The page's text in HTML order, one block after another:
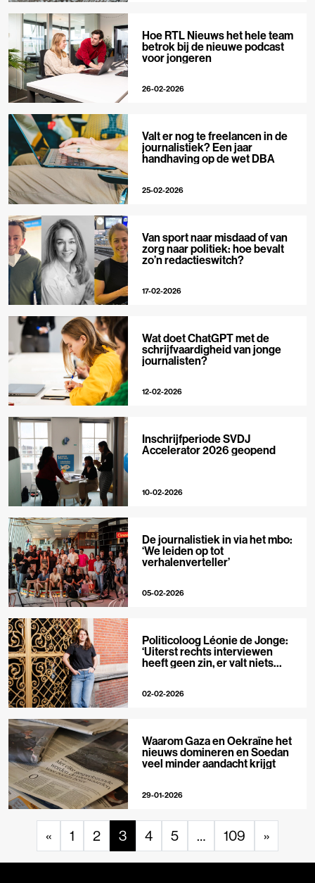
Hoe RTL Nieuws het hele team
betrok bij de nieuwe podcast
voor jongeren
26-02-2026
Valt er nog te freelancen in de
journalistiek? Een jaar
handhaving op de wet DBA
25-02-2026
Van sport naar misdaad of van
zorg naar politiek: hoe bevalt
zo’n redactieswitch?
17-02-2026
Wat doet ChatGPT met de
schrijfvaardigheid van jonge
journalisten?
12-02-2026
Inschrijfperiode SVDJ
Accelerator 2026 geopend
10-02-2026
De journalistiek in via het mbo:
‘We leiden op tot
verhalenverteller’
05-02-2026
Politicoloog Léonie de Jonge:
‘Uiterst rechts interviewen
heeft geen zin, er valt niets
02-02-2026
Waarom Gaza en Oekraïne het
nieuws domineren en Soedan
veel minder aandacht krijgt
29-01-2026
« 1 2 3 4 5 … 109 »